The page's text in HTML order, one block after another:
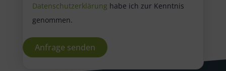
Datenschutzerklärung habe ich zur Kenntnis
genommen.